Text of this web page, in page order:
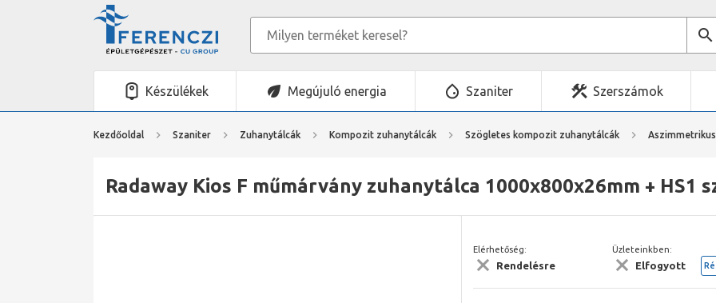
Készülékek Megújuló energia Szaniter Szerszámok
Kezdőoldal Szaniter Zuhanytálcák Kompozit zuhanytálcák Szögletes kompozit zuhanytálcák
Radaway Kios F műmárvány zuhanytálca 1000x800x26mm + HS1
Elérhetőség:
Rendelésre
Üzleteinkben:
Elfogyott